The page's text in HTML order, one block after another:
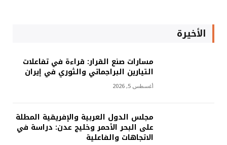
الأخيرة
مسارات صنع القرار: قراءة في تفاعلات
التيارين البراجماتي والثوري في إيران
أغسطس 5, 2026
مجلس الدول العربية والإفريقية المطلة
على البحر الأحمر وخليج عدن: دراسة في
الاتجاهات والفاعلية